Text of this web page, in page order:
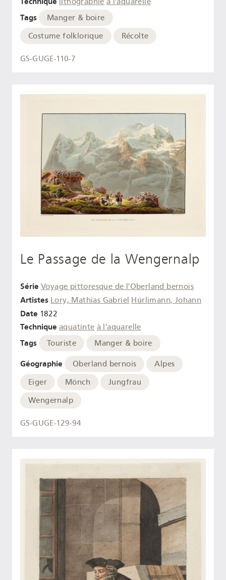
Tags
Manger & boire
Costume folklorique
Récolte
GS-GUGE-110-7
Le Passage de la Wengernalp
Série Voyage pittoresque de l'Oberland bernois
Artistes Lory, Mathias Gabriel Hürlimann, Johann
Date 1822
Technique aquatinte à l'aquarelle
Tags Touriste Manger & boire
Géographie Oberland bernois
Alpes
Eiger
Mönch
Jungfrau
Wengernalp
GS-GUGE-129-94